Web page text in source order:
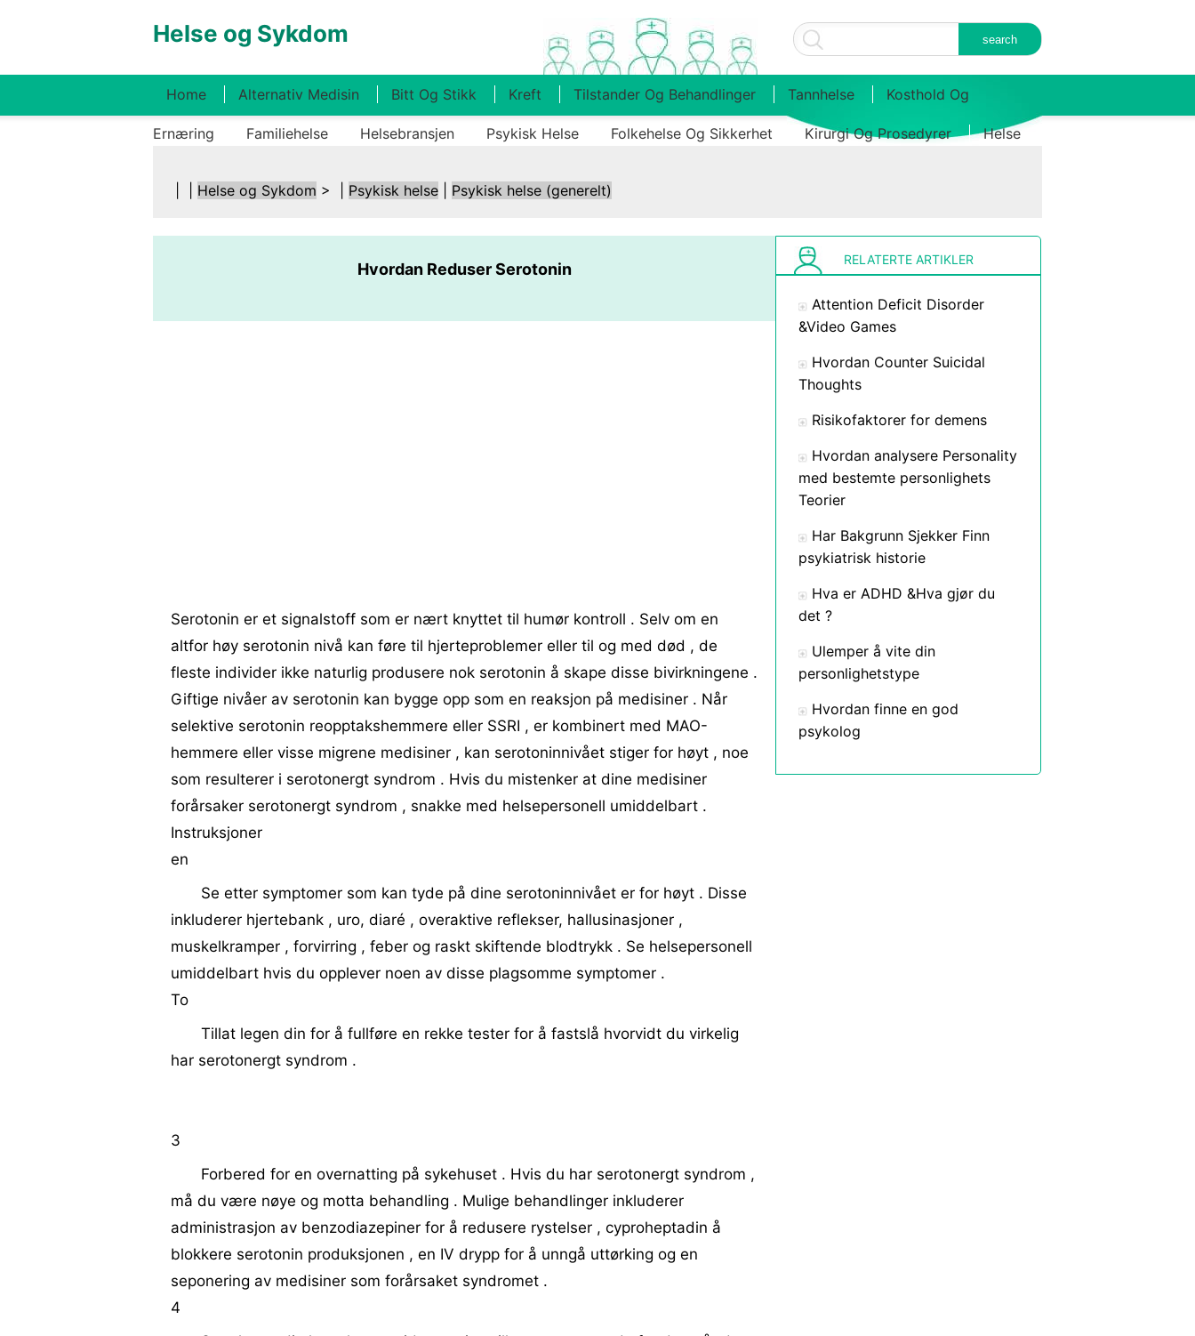
Helse og Sykdom
Home Alternativ Medisin Bitt Og Stikk Kreft Tilstander Og Behandlinger Tannhelse Kosthold Og
Ernæring Familiehelse Helsebransjen Psykisk Helse Folkehelse Og Sikkerhet Kirurgi Og Prosedyrer Helse
Helse og Sykdom > | Psykisk helse Psykisk helse (generelt)
Hvordan Reduser Serotonin
Serotonin er et signalstoff som er nært knyttet til humør kontroll . Selv om en
altfor høy serotonin nivå kan føre til hjerteproblemer eller til og med død , de
fleste individer ikke naturlig produsere nok serotonin å skape disse bivirkningene .
Giftige nivåer av serotonin kan bygge opp som en reaksjon på medisiner . Når
selektive serotonin reopptakshemmere eller SSRI , er kombinert med MAO-
hemmere eller visse migrene medisiner , kan serotoninnivået stiger for høyt , noe
som resulterer i serotonergt syndrom . Hvis du mistenker at dine medisiner
forårsaker serotonergt syndrom , snakke med helsepersonell umiddelbart .
Instruksjoner
en
Se etter symptomer som kan tyde på dine serotoninnivået er for høyt . Disse
inkluderer hjertebank , uro, diaré , overaktive reflekser, hallusinasjoner ,
muskelkramper , forvirring , feber og raskt skiftende blodtrykk . Se helsepersonell
umiddelbart hvis du opplever noen av disse plagsomme symptomer .
To
Tillat legen din for å fullføre en rekke tester for å fastslå hvorvidt du virkelig
har serotonergt syndrom .
3
Forbered for en overnatting på sykehuset . Hvis du har serotonergt syndrom ,
må du være nøye og motta behandling . Mulige behandlinger inkluderer
administrasjon av benzodiazepiner for å redusere rystelser , cyproheptadin å
blokkere serotonin produksjonen , en IV drypp for å unngå uttørking og en
seponering av medisiner som forårsaket syndromet .
4
RELATERTE ARTIKLER
Attention Deficit Disorder
&Video Games
Hvordan Counter Suicidal
Thoughts
Risikofaktorer for demens
Hvordan analysere Personality
med bestemte personlighets
Teorier
Har Bakgrunn Sjekker Finn
psykiatrisk historie
Hva er ADHD &Hva gjør du
det ?
Ulemper å vite din
personlighetstype
Hvordan finne en god
psykolog